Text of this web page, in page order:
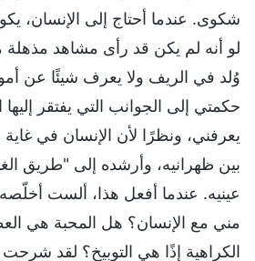
شكوى. عندما أحتاج إلى الإنسان،
لو أنه لم يكن قد رأى مشاهد مذهلة
وُلد في الريف ولا يعرف شيئًا عن
حكمتي إلى الجوانب التي يفتقر إليها
يعرفني، ونظرًا لأن الإنسان في
بين ظهرانيه، وأرشده إلى "طريق
عينيه. عندما أفعل هذا، ألست
مني مع الإنسان؟ هل المحبة هي
الكراهية إذًا هي التوبيخ؟ لقد